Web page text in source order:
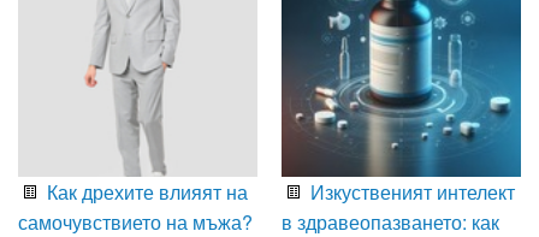
Как дрехите влияят на
самочувствието на мъжа?
Изкуственият интелект
в здравеопазването: как